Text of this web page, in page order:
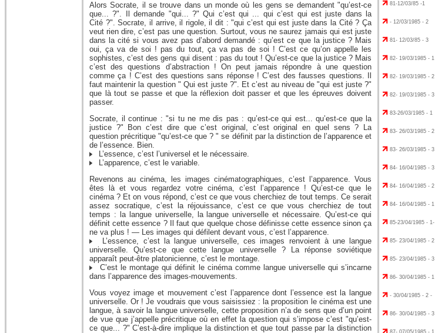
Alors Socrate, il se trouve dans un monde où les gens se demandent "qu’est-ce
que... ?". Il demande "qui... ?" Qui c’est qui ... qui c’est qui est juste dans la
Cité ?". Socrate, il arrive, il rigole, il dit : "qui c’est qui est juste dans la Cité ? Ça
veut rien dire, c’est pas une question. Surtout, vous ne saurez jamais qui est juste
dans la cité si vous avez pas d’abord demandé : qu’est ce que la justice ? Mais
oui, ça va de soi ! pas du tout, ça va pas de soi ! C’est ce qu’on appelle les
sophistes, c’est des gens qui disent : pas du tout ! Qu’est-ce que la justice ? Mais
c’est des questions d’abstraction ! On peut jamais répondre à une question
comme ça ! C’est des questions sans réponse ! C’est des fausses questions. Il
faut maintenir la question " Qui est juste ?". Et c’est au niveau de "qui est juste ?"
que là tout se passe et que la réflexion doit passer et que les épreuves doivent
passer.
Socrate, il continue : "si tu ne me dis pas : qu’est-ce qui est... qu’est-ce que la
justice ?" Bon c’est dire que c’est original, c’est original en quel sens ? La
question précritique "qu’est-ce que ? " se définit par la distinction de l’apparence et
de l’essence. Bien.
L’essence, c’est l’universel et le nécessaire.
L’apparence, c’est le variable.
Revenons au cinéma, les images cinématographiques, c’est l’apparence. Vous
êtes là et vous regardez votre cinéma, c’est l’apparence ! Qu’est-ce que le
cinéma ? Et on vous répond, c’est ce que vous cherchiez de tout temps. Ce serait
assez socratique, c’est la réjouissance, c’est ce que vous cherchiez de tout
temps : la langue universelle, la langue universelle et nécessaire. Qu’est-ce qui
définit cette essence ? Il faut que quelque chose définisse cette essence sinon ça
ne va plus ! — Les images qui défilent devant vous, c’est l’apparence.
L’essence, c’est la langue universelle, ces images renvoient à une langue
universelle. Qu’est-ce que cette langue universelle ? La réponse soviétique
apparaît peut-être platonicienne, c’est le montage.
C’est le montage qui définit le cinéma comme langue universelle qui s’incarne
dans l’apparence des images-mouvements.
Vous voyez image et mouvement c’est l’apparence dont l’essence est la langue
universelle. Or ! Je voudrais que vous saisissiez : la proposition le cinéma est une
langue, à savoir la langue universelle, cette proposition n’a de sens que d’un point
de vue que j’appelle précritique où en effet la question qui s’impose c’est "qu’est-
ce que... ?" C’est-à-dire implique la distinction et que tout passe par la distinction
81-12/03/85 -1
- 12/03/1985 - 2
81- 12/03/85 - 3
82- 19/03/1985 - 1
82- 19/03/1985 - 2
82- 19/03/1985 - 3
83-26/03/1985 - 1
83- 26/03/1985 - 2
83- 26/03/1985 - 3
84- 16/04/1985 - 3
84- 16/04/1985 - 2
84- 16/04/1985 - 1
85-23/04/1985 - 1-
85- 23/04/1985 - 2
85- 23/04/1985 - 3
86- 30/04/1985 - 1
- 30/04/1985 - 2 -
86- 30/04/1985 - 3
87- 07/05/1985 - 1